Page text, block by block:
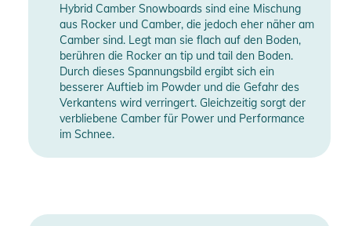
Hybrid Camber Snowboards sind eine Mischung
aus Rocker und Camber, die jedoch eher näher am
Camber sind. Legt man sie flach auf den Boden,
berühren die Rocker an tip und tail den Boden.
Durch dieses Spannungsbild ergibt sich ein
besserer Auftieb im Powder und die Gefahr des
Verkantens wird verringert. Gleichzeitig sorgt der
verbliebene Camber für Power und Performance
im Schnee.